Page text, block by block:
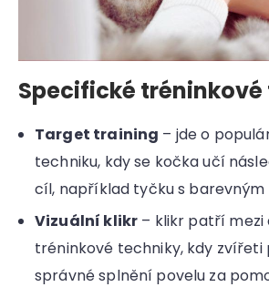
Specifické
Target training – jde o
techniku, kdy se kočka učí
cíl, například tyčku s barevným
Vizuální klikr – klikr patří
tréninkové techniky, kdy
správné splnění povelu za